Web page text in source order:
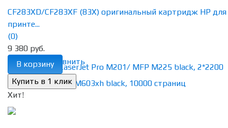
избранное сравнить
CF283XD/CF283XF (83X) оригинальный картридж HP для
принте...
(0)
9 380 руб.
В корзину
Хит!